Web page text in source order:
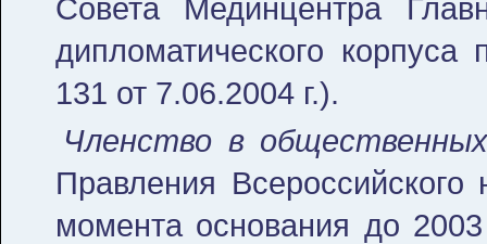
Совета Мединцентра
дипломатического
131 от 7.06.2004 г.).
Членство в общественных
Правления
момента основания до